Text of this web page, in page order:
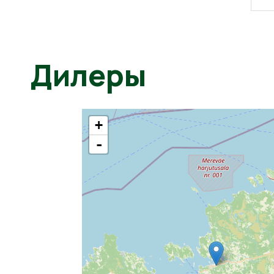
Дилеры
+
-